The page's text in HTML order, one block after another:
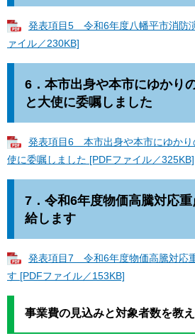
発表項目5 令和6年度八幡平市消防
ァイル／230KB]
6． 本市出身や本市にゆかり
と大使に委嘱しました
発表項目6 本市出身や本市にゆかり
使に委嘱しました [PDFファイル／325KB]
7． 令和6年度物価高騰対応
給します
発表項目7 令和6年度物価高騰対応
す [PDFファイル／153KB]
事業費の見込みと対象者数を教え